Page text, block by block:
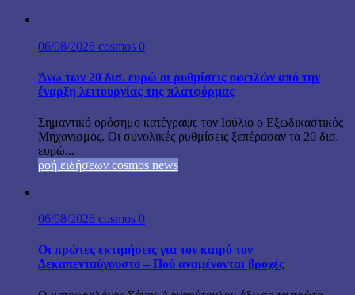
06/08/2026 cosmos 0
Άνω των 20 δισ. ευρώ οι ρυθμίσεις οφειλών από την
έναρξη λειτουργίας της πλατφόρμας
Σημαντικό ορόσημο κατέγραψε τον Ιούλιο ο Εξωδικαστικός
Μηχανισμός. Οι συνολικές ρυθμίσεις ξεπέρασαν τα 20 δισ.
ευρώ...
ροή ειδήσεων cosmos news
06/08/2026 cosmos 0
Οι πρώτες εκτιμήσεις για τον καιρό τον
Δεκαπενταύγουστο – Πού αναμένονται βροχές